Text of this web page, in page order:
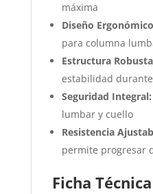
máxima
Diseño
para columna
Estructura
estabilidad
Seguridad Integral:
lumbar y cuello
Resistencia
permite progresar
Ficha